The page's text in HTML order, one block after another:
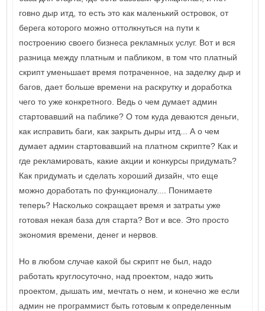
говно дыр итд, то есть это как маленький островок, от
берега которого можно оттолкнуться на пути к
построению своего бизнеса рекламных услуг. Вот и вся
разница между платным и пабликом, в том что платный
скрипт уменьшает время потраченное, на заделку дыр и
багов, дает больше времени на раскрутку и доработка
чего то уже конкретного. Ведь о чем думает админ
стартовавший на паблике? О том куда деваются деньги,
как исправить баги, как закрыть дыры итд... А о чем
думает админ стартовавший на платном скрипте? Как и
где рекламировать, какие акции и конкурсы придумать?
Как придумать и сделать хороший дизайн, что еще
можно доработать по функционалу.... Понимаете
теперь? Насколько сокращает время и затраты уже
готовая некая база для старта? Вот и все. Это просто
экономия времени, денег и нервов.
Но в любом случае какой бы скрипт не был, надо
работать круглосуточно, над проектом, надо жить
проектом, дышать им, мечтать о нем, и конечно же если
админ не программист быть готовым к определенным